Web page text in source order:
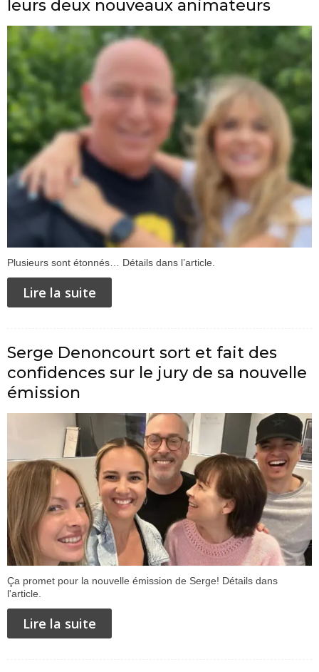
leurs deux nouveaux animateurs
Plusieurs sont étonnés… Détails dans l’article.
Lire la suite
Serge Denoncourt sort et fait des
confidences sur le jury de sa nouvelle
émission
Ça promet pour la nouvelle émission de Serge! Détails dans
l'article.
Lire la suite